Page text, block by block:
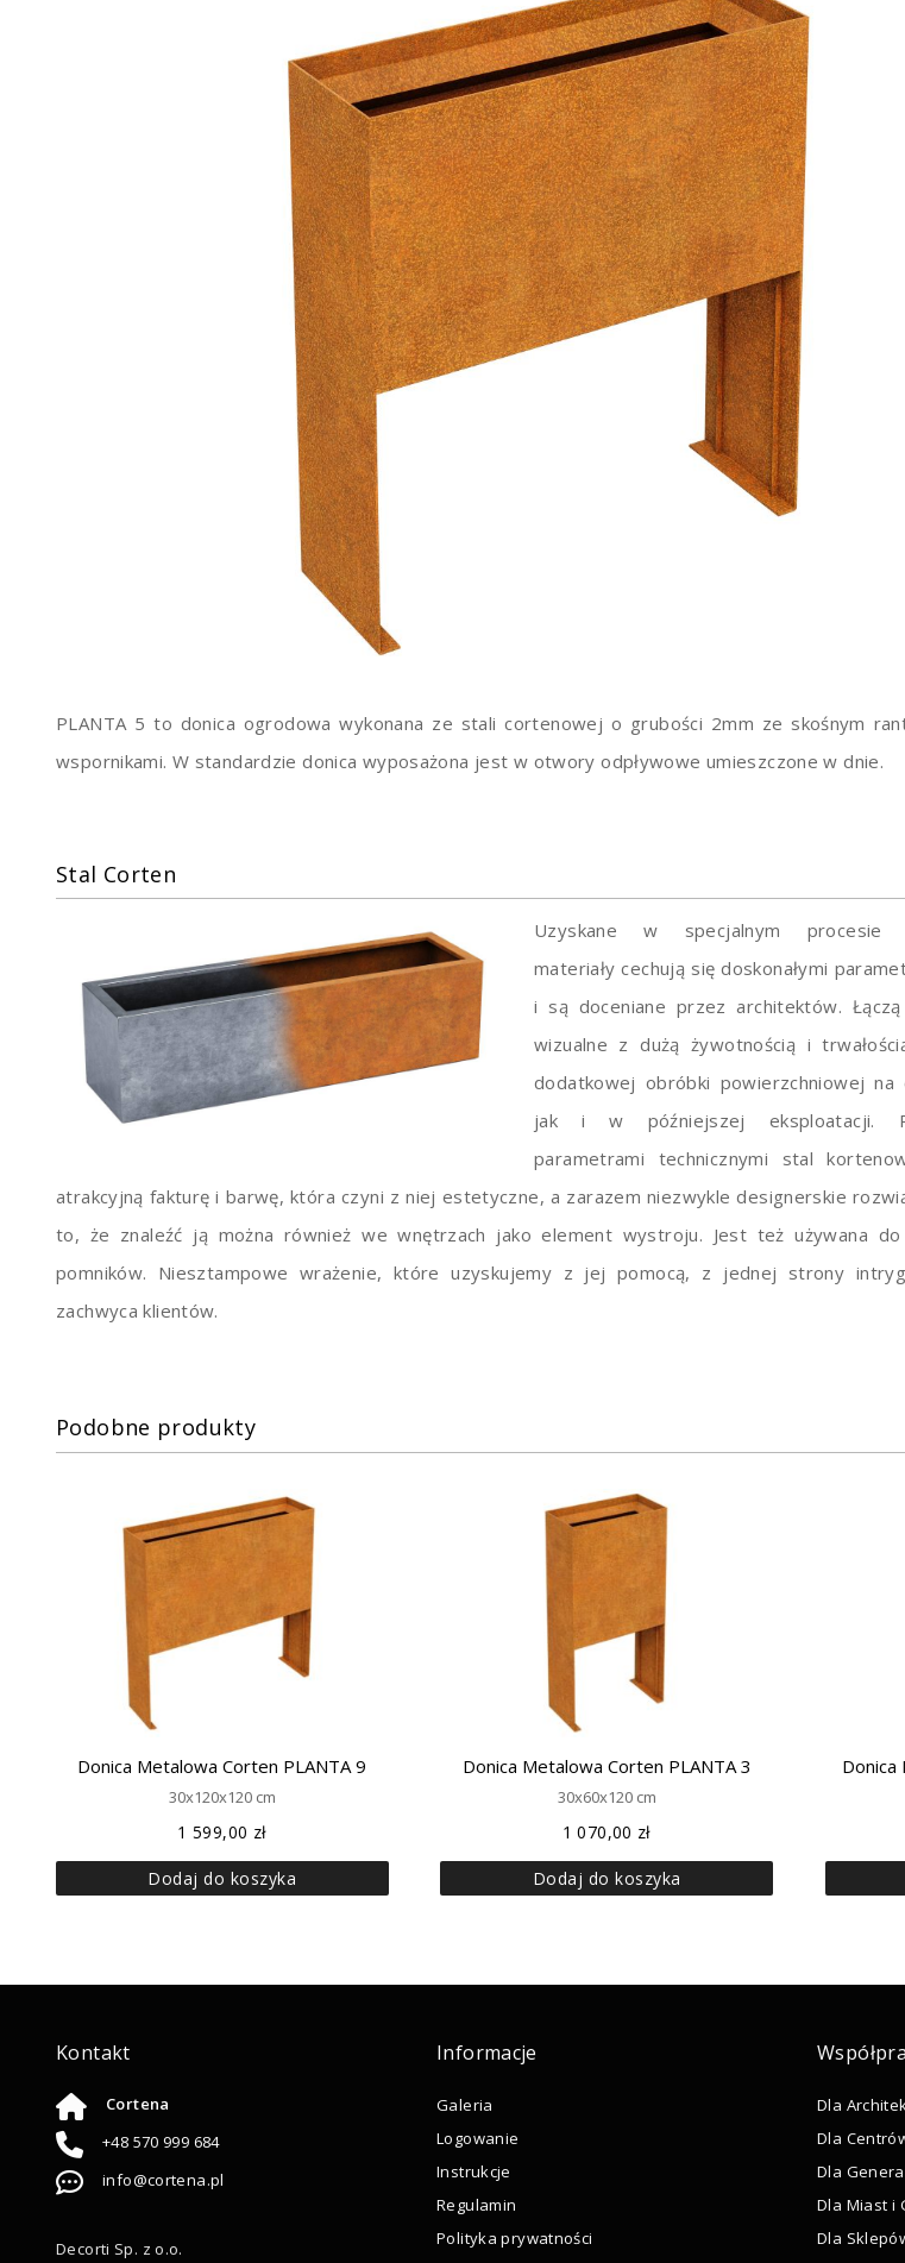
PLANTA 5 to donica ogrodowa wykonana ze stali cortenowej o grubości 2mm ze skośnym
wspornikami. W standardzie donica wyposażona jest w otwory odpływowe umieszczone w dnie.
Stal Corten
Uzyskane w specjalnym procesie
materiały cechują się doskonałymi
i są doceniane przez architektów.
wizualne z dużą żywotnością i
dodatkowej obróbki powierzchniowej na
jak i w późniejszej eksploatacji.
parametrami technicznymi stal
atrakcyjną fakturę i barwę, która czyni z niej estetyczne, a zarazem niezwykle designerskie
to, że znaleźć ją można również we wnętrzach jako element wystroju. Jest też używana
pomników. Niesztampowe wrażenie, które uzyskujemy z jej pomocą, z jednej strony
zachwyca klientów.
Podobne produkty
Donica Metalowa Corten PLANTA 9
30x120x120 cm
1 599,00 zł
Dodaj do koszyka
Donica Metalowa Corten PLANTA 3
30x60x120 cm
1 070,00 zł
Dodaj do koszyka
Donica
Kontakt
Cortena
+48 570 999 684
info@cortena.pl
Decorti Sp. z o.o.
Informacje
Galeria
Logowanie
Instrukcje
Regulamin
Polityka prywatności
Dla
Dla
Dla
Dla Miast i
Dla